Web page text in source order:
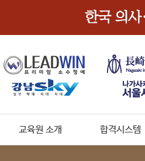
교육원 소개 합격시스템